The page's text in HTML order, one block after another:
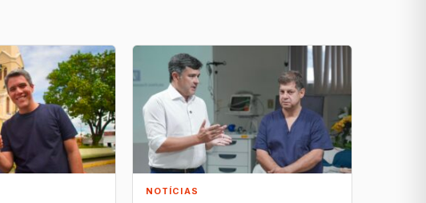
NOTÍCIAS